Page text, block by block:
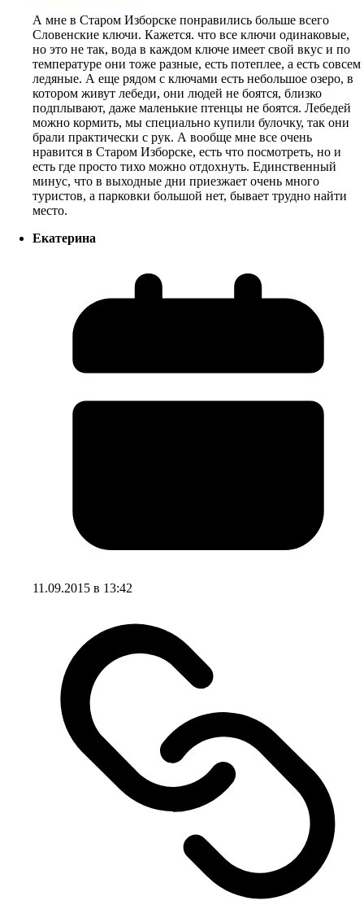
А мне в Старом Изборске понравились больше всего
Словенские ключи. Кажется. что все ключи одинаковые,
но это не так, вода в каждом ключе имеет свой вкус и по
температуре они тоже разные, есть потеплее, а есть совсем
ледяные. А еще рядом с ключами есть небольшое озеро, в
котором живут лебеди, они людей не боятся, близко
подплывают, даже маленькие птенцы не боятся. Лебедей
можно кормить, мы специально купили булочку, так они
брали практически с рук. А вообще мне все очень
нравится в Старом Изборске, есть что посмотреть, но и
есть где просто тихо можно отдохнуть. Единственный
минус, что в выходные дни приезжает очень много
туристов, а парковки большой нет, бывает трудно найти
место.
Екатерина
11.09.2015 в 13:42